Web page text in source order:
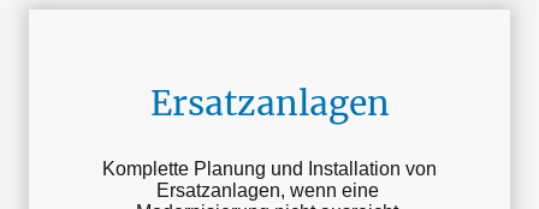
Ersatzanlagen
Komplette Planung und Installation von
Ersatzanlagen, wenn eine